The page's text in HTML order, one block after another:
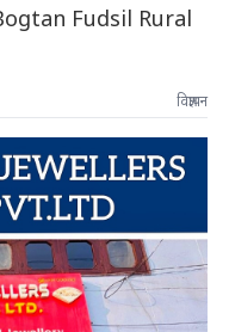
Fudsil Rural
विज्ञापन